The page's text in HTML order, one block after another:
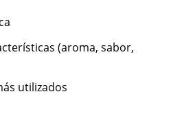
(aroma, sabor,
utilizados